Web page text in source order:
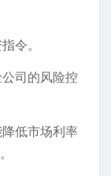
令。
司的风险控
低市场利率